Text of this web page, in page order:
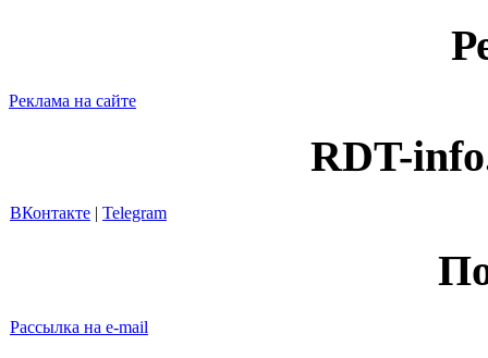
Реклама на сайте
RDT-
ВКонтакте | Telegram
Рассылка на e-mail